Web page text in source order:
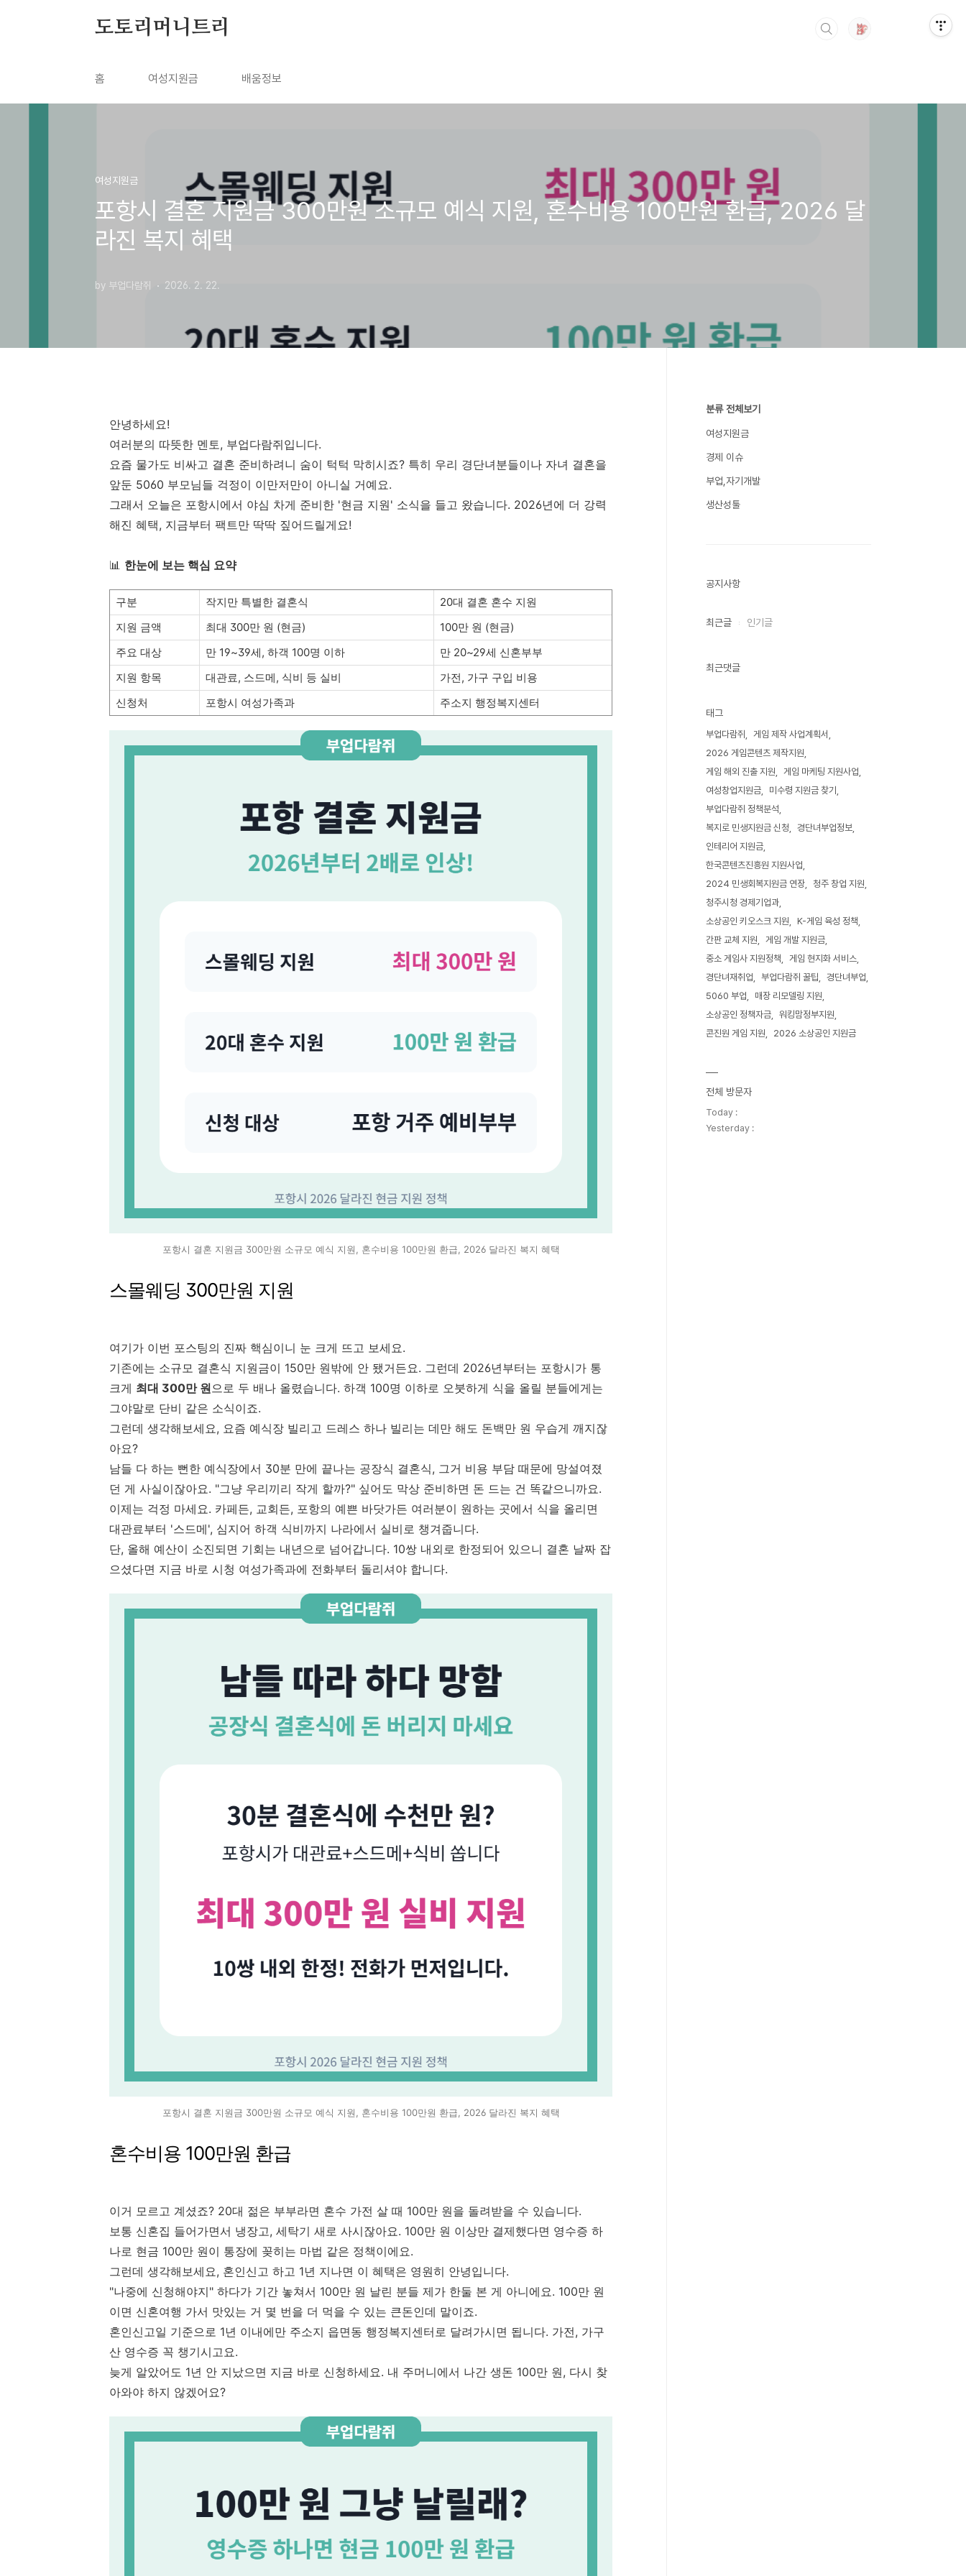
도토리머니트리
홈 여성지원금 배움정보
여성지원금
포항시 결혼 지원금 300만원 소규모 예식 지원, 혼수비용 100만원 환급, 2026 달
라진 복지 혜택
by 부업다람쥐 2026. 2. 22.
안녕하세요!
여러분의 따뜻한 멘토, 부업다람쥐입니다.
요즘 물가도 비싸고 결혼 준비하려니 숨이 턱턱 막히시죠? 특히 우리 경단녀분들이나 자녀 결혼을
앞둔 5060 부모님들 걱정이 이만저만이 아니실 거예요.
그래서 오늘은 포항시에서 야심 차게 준비한 '현금 지원' 소식을 들고 왔습니다. 2026년에 더 강력
해진 혜택, 지금부터 팩트만 딱딱 짚어드릴게요!
📊 한눈에 보는 핵심 요약
구분 작지만 특별한 결혼식
20대 결혼 혼수 지원
지원 금액
최대 300만 원 (현금)
100만 원 (현금)
주요 대상
만 19~39세, 하객 100명 이하
만 20~29세 신혼부부
지원 항목
대관료, 스드메, 식비 등 실비
가전, 가구 구입 비용
신청처
포항시 여성가족과 주소지 행정복지센터
포항시 결혼 지원금 300만원 소규모 예식 지원, 혼수비용 100만원 환급, 2026 달라진 복지 혜택
스몰웨딩 300만원 지원
여기가 이번 포스팅의 진짜 핵심이니 눈 크게 뜨고 보세요.
기존에는 소규모 결혼식 지원금이 150만 원밖에 안 됐거든요. 그런데 2026년부터는 포항시가 통
크게 최대 300만 원으로 두 배나 올렸습니다. 하객 100명 이하로 오붓하게 식을 올릴 분들에게는
그야말로 단비 같은 소식이죠.
그런데 생각해보세요, 요즘 예식장 빌리고 드레스 하나 빌리는 데만 해도 돈백만 원 우습게 깨지잖
아요?
남들 다 하는 뻔한 예식장에서 30분 만에 끝나는 공장식 결혼식, 그거 비용 부담 때문에 망설여졌
던 게 사실이잖아요. "그냥 우리끼리 작게 할까?" 싶어도 막상 준비하면 돈 드는 건 똑같으니까요.
이제는 걱정 마세요. 카페든, 교회든, 포항의 예쁜 바닷가든 여러분이 원하는 곳에서 식을 올리면
대관료부터 '스드메', 심지어 하객 식비까지 나라에서 실비로 챙겨줍니다.
단, 올해 예산이 소진되면 기회는 내년으로 넘어갑니다. 10쌍 내외로 한정되어 있으니 결혼 날짜 잡
으셨다면 지금 바로 시청 여성가족과에 전화부터 돌리셔야 합니다.
포항시 결혼 지원금 300만원 소규모 예식 지원, 혼수비용 100만원 환급, 2026 달라진 복지 혜택
혼수비용 100만원 환급
이거 모르고 계셨죠? 20대 젊은 부부라면 혼수 가전 살 때 100만 원을 돌려받을 수 있습니다.
보통 신혼집 들어가면서 냉장고, 세탁기 새로 사시잖아요. 100만 원 이상만 결제했다면 영수증 하
나로 현금 100만 원이 통장에 꽂히는 마법 같은 정책이에요.
그런데 생각해보세요, 혼인신고 하고 1년 지나면 이 혜택은 영원히 안녕입니다.
"나중에 신청해야지" 하다가 기간 놓쳐서 100만 원 날린 분들 제가 한둘 본 게 아니에요. 100만 원
이면 신혼여행 가서 맛있는 거 몇 번을 더 먹을 수 있는 큰돈인데 말이죠.
혼인신고일 기준으로 1년 이내에만 주소지 읍면동 행정복지센터로 달려가시면 됩니다. 가전, 가구
산 영수증 꼭 챙기시고요.
늦게 알았어도 1년 안 지났으면 지금 바로 신청하세요. 내 주머니에서 나간 생돈 100만 원, 다시 찾
아와야 하지 않겠어요?
분류 전체보기
여성지원금
경제 이슈
부업,자기개발
생산성툴
공지사항
최근글 인기글
최근댓글
태그
부업다람쥐
게임 제작 사업계획서
2026 게임콘텐츠 제작지원
게임 해외 진출 지원
게임 마케팅 지원사업
여성창업지원금
미수령 지원금 찾기
부업다람쥐 정책분석
복지로 민생지원금 신청
경단녀부업정보
인테리어 지원금
한국콘텐츠진흥원 지원사업
2024 민생회복지원금 연장
청주 창업 지원
청주시청 경제기업과
소상공인 키오스크 지원
K-게임 육성 정책
간판 교체 지원
게임 개발 지원금
중소 게임사 지원정책
게임 현지화 서비스
경단녀재취업
부업다람쥐 꿀팁
경단녀부업
5060 부업
매장 리모델링 지원
소상공인 정책자금
워킹맘정부지원
콘진원 게임 지원
2026 소상공인 지원금
전체 방문자
Today :
Yesterday :